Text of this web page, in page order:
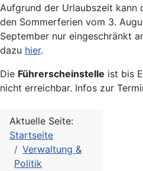
Aufgrund der Urlaubszeit kann
den Sommerferien vom 3.
September nur eingeschränkt
dazu hier.
Die Führerscheinstelle ist bis
nicht erreichbar. Infos zur
Aktuelle Seite:
Startseite
Verwaltung &
Politik